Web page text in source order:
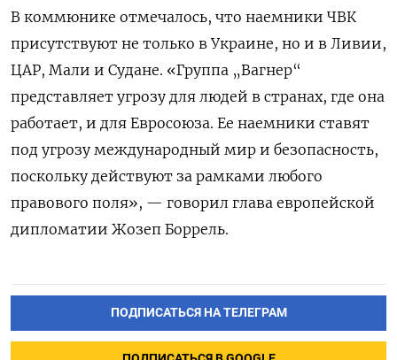
В коммюнике отмечалось, что наемники ЧВК
присутствуют не только в Украине, но и в Ливии,
ЦАР, Мали и Судане. «Группа „Вагнер“
представляет угрозу для людей в странах, где она
работает, и для Евросоюза. Ее наемники ставят
под угрозу международный мир и безопасность,
поскольку действуют за рамками любого
правового поля», — говорил глава европейской
дипломатии Жозеп Боррель.
ПОДПИСАТЬСЯ НА ТЕЛЕГРАМ